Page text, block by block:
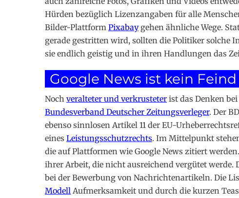
Hürden bezüglich Lizenzangaben für alle
Bilder-Plattform Pixabaygehen ähnliche Wege.
gerade gestritten wird, sollten die Politiker solche
sie endlich geistig und in ihren Handlungen das
Google News ist kein Feind
Noch veralteter und verkrusteter ist das Denken
Bundesverband Deutscher Zeitungsverleger. Der
ebenso sinnlosen Artikel 11 der EU-
eines Leistungsschutzrechts. Im Mittelpunkt
die auf Plattformen wie Google News zitiert
ihrer Arbeit, die nicht ausreichend vergütet werde.
bei der Bewerbung von Nachrichtenartikeln. Die
Modell Aufmerksamkeit und durch die kurzen